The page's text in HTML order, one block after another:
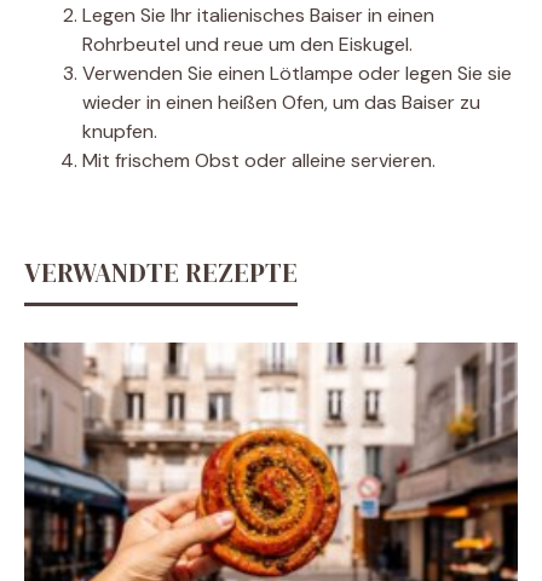
Legen Sie Ihr italienisches Baiser in einen
Rohrbeutel und reue um den Eiskugel.
Verwenden Sie einen Lötlampe oder legen Sie sie
wieder in einen heißen Ofen, um das Baiser zu
knupfen.
Mit frischem Obst oder alleine servieren.
VERWANDTE REZEPTE